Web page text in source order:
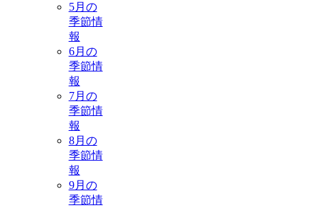
5月の
季節情
報
6月の
季節情
報
7月の
季節情
報
8月の
季節情
報
9月の
季節情